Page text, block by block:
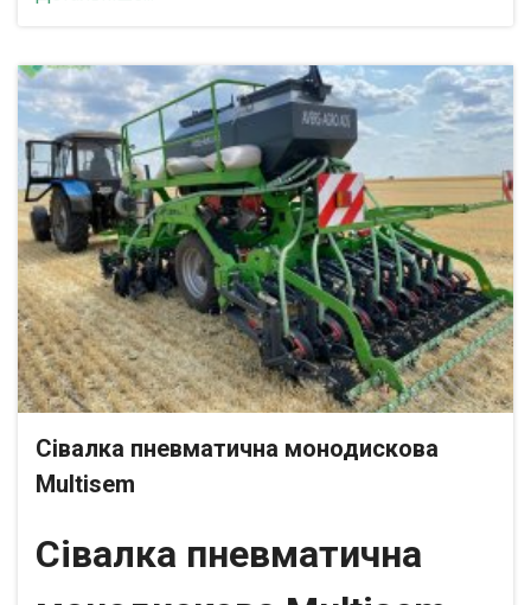
Сівалка пневматична монодискова
Multisem
Сівалка пневматична